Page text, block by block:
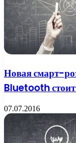
Новая смарт-
Bluetooth
07.07.2016